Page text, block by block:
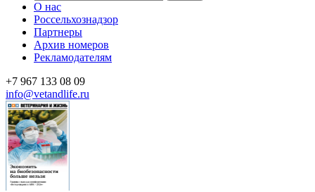
О нас
Россельхознадзор
Партнеры
Архив номеров
Рекламодателям
+7 967 133 08 09
info@vetandlife.ru